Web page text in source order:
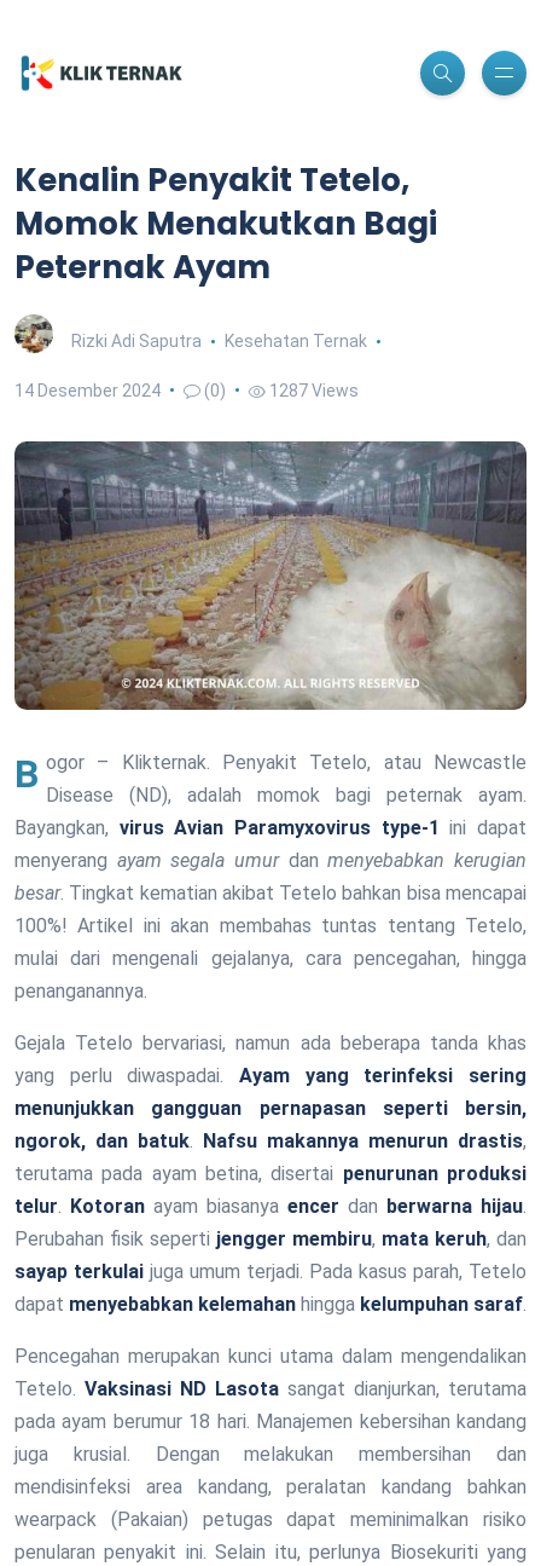
Kenalin Penyakit Tetelo,
Momok Menakutkan Bagi
Peternak Ayam
Rizki Adi Saputra Kesehatan Ternak
14 Desember 2024 (0) 1287 Views
Bogor – Klikternak. Penyakit Tetelo, atau Newcastle Disease (ND), adalah momok bagi peternak ayam.
Bayangkan, virus Avian Paramyxovirus type-1 ini dapat
menyerang ayam segala umurdanmenyebabkan kerugian
besar. Tingkat kematian akibat Tetelo bahkan bisa mencapai
100%! Artikel ini akan membahas tuntas tentang Tetelo,
mulai dari mengenali gejalanya, cara pencegahan, hingga
penanganannya.
Gejala Tetelo bervariasi, namun ada beberapa tanda khas
yang perlu diwaspadai. Ayam yang terinfeksi sering
menunjukkan gangguan pernapasan seperti bersin,
ngorok, dan batuk. Nafsu makannya menurun drastis,
terutama pada ayam betina, disertai penurunan produksi
telur. Kotoran ayam biasanya encer dan berwarna hijau.
Perubahan fisik seperti jengger membiru, mata keruh, dan
sayap terkulai juga umum terjadi. Pada kasus parah, Tetelo
dapat menyebabkan kelemahan hingga kelumpuhan saraf.
Pencegahan merupakan kunci utama dalam mengendalikan
Tetelo. Vaksinasi ND Lasota sangat dianjurkan, terutama
pada ayam berumur 18 hari. Manajemen kebersihan kandang
juga krusial. Dengan melakukan membersihan dan
mendisinfeksi area kandang, peralatan kandang bahkan
wearpack (Pakaian) petugas dapat meminimalkan risiko
penularan penyakit ini. Selain itu, perlunya Biosekuriti yang